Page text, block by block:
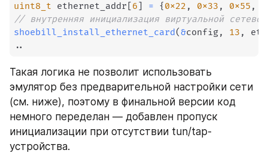
uint8_t ethernet_addr [6] = {0x22 , 0x33 , 0x55 ,
// внутренняя инициализация виртуальной
shoebill_install_ethernet_card(&config, 13 ,
..
Такая логика не позволит использовать
эмулятор без предварительной настройки сети
(см. ниже), поэтому в финальной версии код
немного переделан — добавлен пропуск
инициализации при отсутствии tun/tap-
устройства.